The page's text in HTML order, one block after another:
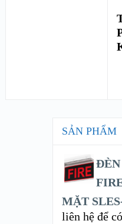
SẢN PHẨM
ĐÈN
MẶT
liên hệ để